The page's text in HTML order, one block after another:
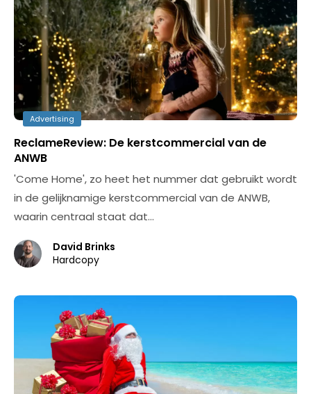
Advertising
ReclameReview: De kerstcommercial van de
ANWB
'Come Home', zo heet het nummer dat gebruikt wordt
in de gelijknamige kerstcommercial van de ANWB,
waarin centraal staat dat…
David Brinks
Hardcopy